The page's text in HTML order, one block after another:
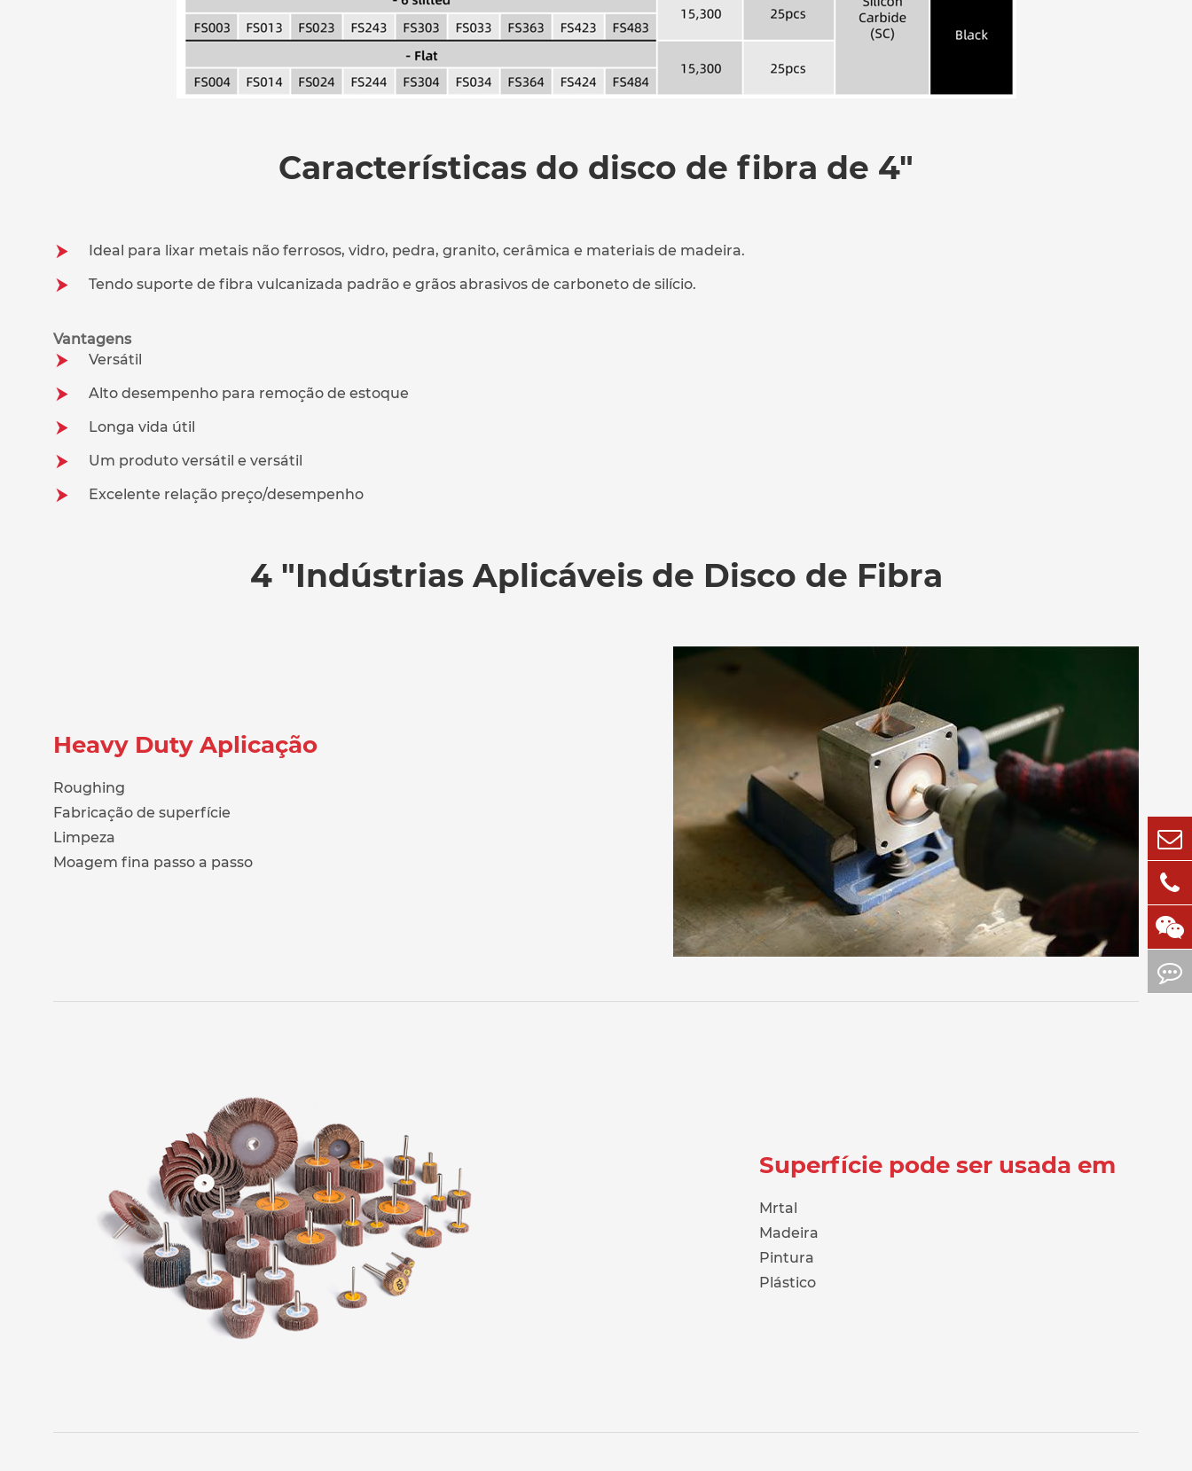
Características do disco de fibra de 4"
Ideal para lixar metais não ferrosos, vidro, pedra, granito, cerâmica e materiais de madeira.
Tendo suporte de fibra vulcanizada padrão e grãos abrasivos de carboneto de silício.
Vantagens
Versátil
Alto desempenho para remoção de estoque
Longa vida útil
Um produto versátil e versátil
Excelente relação preço/desempenho
4 "Indústrias Aplicáveis de Disco de Fibra
Heavy Duty Aplicação
Roughing
Fabricação de superfície
Limpeza
Moagem fina passo a passo
Superfície pode ser usada em
Mrtal
Madeira
Pintura
Plástico